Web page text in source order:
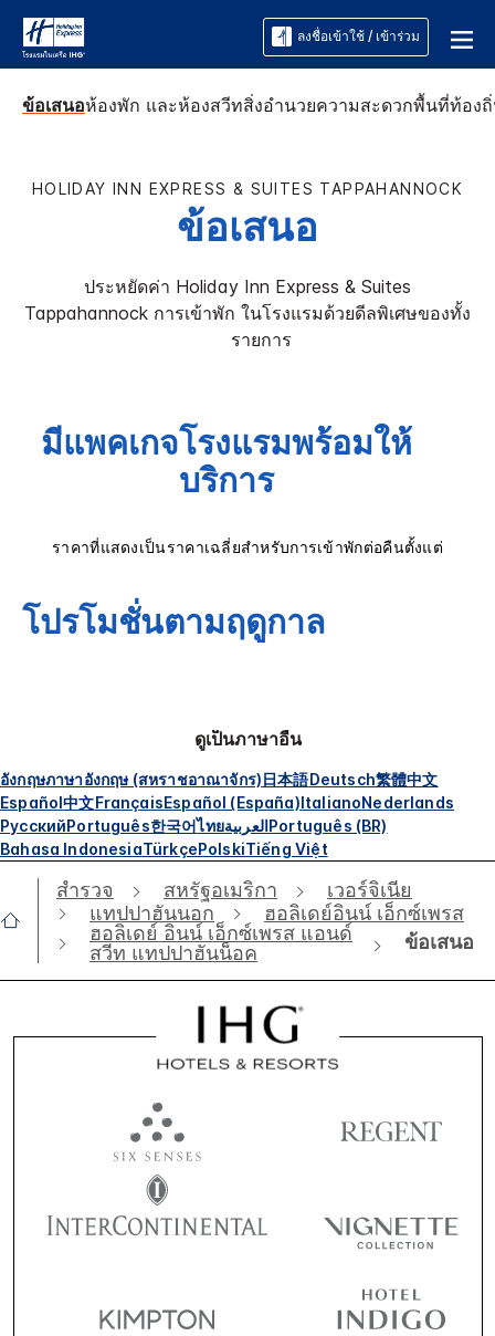
ลงชื่อเข้าใช้ / เข้าร่วม
ข้อเสนอห้องพัก และห้องสวีทสิ่งอำนวยความสะดวกพื้นที่ท้อง
HOLIDAY INN EXPRESS & SUITES TAPPAHANNOCK
ข้อเสนอ
ประหยัดค่า Holiday Inn Express & Suites
Tappahannock การเข้าพัก ในโรงแรมด้วยดีลพิเศษของทั้ง
​ ​ ​ ​ ​ รายการ
มีแพคเกจโรงแรมพร้อมให้
บริการ
ราคาที่แสดงเป็นราคาเฉลี่ยสำหรับการเข้าพักต่อคืนตั้งแต่
โปรโมชั่นตามฤดูกาล
ดูเป็นภาษาอื่น
อังกฤษภาษาอังกฤษ (สหราชอาณาจักร)日本語Deutsch繁體中文
Español中文FrançaisEspañol (España)ItalianoNederlands
РусскийPortuguês한국어ไทยالعربيةPortuguês (BR)
Bahasa IndonesiaTürkçePolskiTiếng Việt
สำรวจ สหรัฐอเมริกา
เวอร์จิเนีย
แทปปาฮันนอก
ฮอลิเดย์อินน์ เอ็กซ์เพรส
ฮอลิเดย์ อินน์ เอ็กซ์เพรส แอนด์
สวีท แทปปาฮันน็อค
ข้อเสนอ